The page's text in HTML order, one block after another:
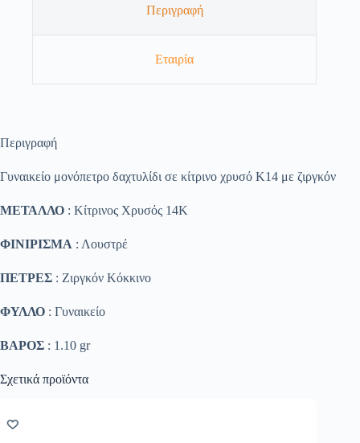
Περιγραφή
Εταιρία
Περιγραφή
Γυναικείο μονόπετρο δαχτυλίδι σε κίτρινο χρυσό Κ14 με ζιργκόν
ΜΕΤΑΛΛΟ : Κίτρινος Χρυσός 14K
ΦΙΝΙΡΙΣΜΑ : Λουστρέ
ΠΕΤΡΕΣ : Ζιργκόν Κόκκινο
ΦΥΛΛΟ : Γυναικείο
ΒΑΡΟΣ : 1.10 gr
Σχετικά προϊόντα